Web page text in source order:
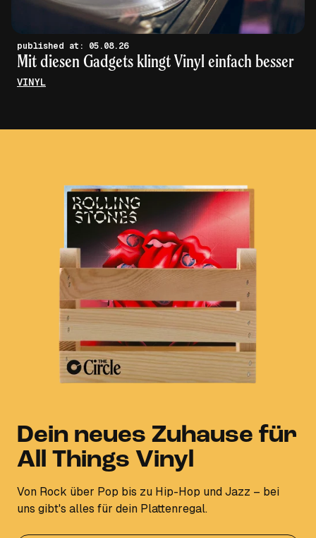
published at: 05.08.26
Mit diesen Gadgets klingt Vinyl einfach besser
VINYL
Dein neues Zuhause für
All Things Vinyl
Von Rock über Pop bis zu Hip-Hop und Jazz – bei
uns gibt's alles für dein Plattenregal.